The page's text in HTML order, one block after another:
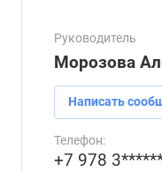
Руководитель
Морозова
Написать
Телефон:
+7 978